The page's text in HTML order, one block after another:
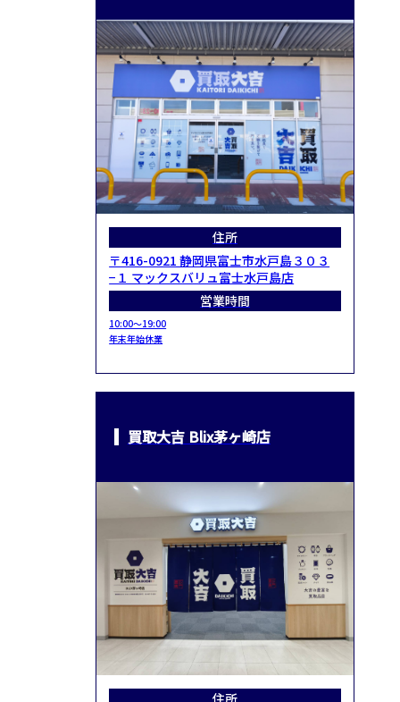
住所
〒416-0921 静岡県富士市水戸島３０３
−１ マックスバリュ富士水戸島店
営業時間
10:00～19:00
年末年始休業
買取大吉 Blix茅ヶ崎店